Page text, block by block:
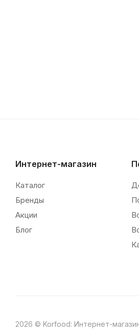
Интернет-магазин
Каталог
Бренды
Акции
Блог
2026 © Korfood: Интернет-